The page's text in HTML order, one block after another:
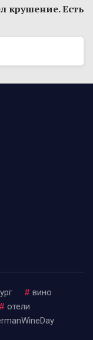
крушение. Есть
# вино
# отели